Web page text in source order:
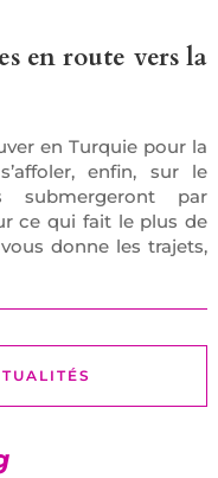
en route vers la
en Turquie pour la
enfin, sur le
submergeront par
ce qui fait le plus de
donne les trajets,